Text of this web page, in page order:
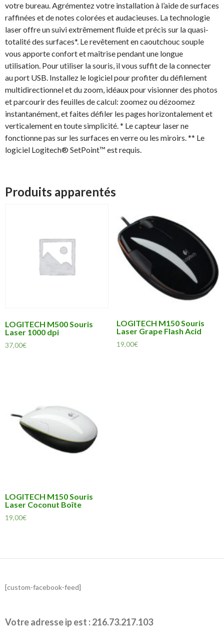
votre bureau. Agrémentez votre installation à l’aide de surfaces
raffinées et de notes colorées et audacieuses. La technologie
laser offre un suivi extrêmement fluide et précis sur la quasi-
totalité des surfaces*. Le revêtement en caoutchouc souple
vous apporte confort et maîtrise pendant une longue
utilisation. Pour utiliser la souris, il vous suffit de la connecter
au port USB. Installez le logiciel pour profiter du défilement
multidirectionnel et du zoom, idéaux pour visionner des photos
et parcourir des feuilles de calcul: zoomez ou dézoomez
instantanément, et faites défiler les pages horizontalement et
verticalement en toute simplicité. * Le capteur laser ne
fonctionne pas sur les surfaces en verre ou les miroirs. ** Le
logiciel Logitech® SetPoint™ est requis.
Produits apparentés
LOGITECH M500 Souris
Laser 1000 dpi
37,00€
LOGITECH M150 Souris
Laser Grape Flash Acid
19,00€
LOGITECH M150 Souris
Laser Coconut Boîte
19,00€
[custom-facebook-feed]
Votre adresse ip est : 216.73.217.103